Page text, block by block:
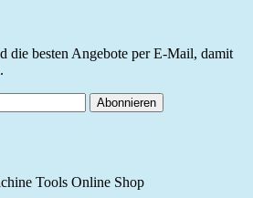
die besten Angebote per E-Mail, damit
Abonnieren
Tools Online Shop